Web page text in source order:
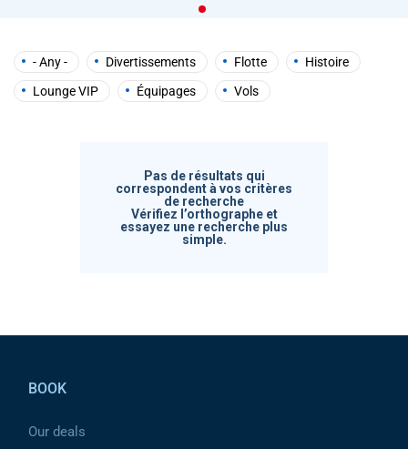
and
interact
with
the
content.
- Any - Divertissements Flotte
Histoire
Lounge VIP
Équipages Vols
Pas de résultats qui
correspondent à vos critères
de recherche
Vérifiez l’orthographe et
essayez une recherche plus
simple.
BOOK
Our deals